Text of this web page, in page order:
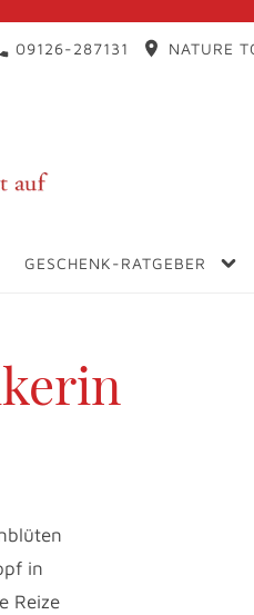
09126-287131 NATURE
GESCHENK-RATGEBER
in
Reize